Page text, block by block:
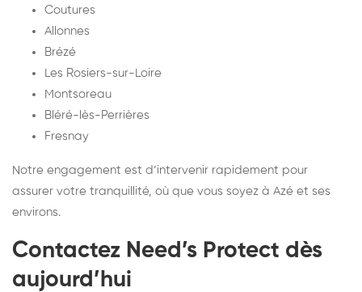
Coutures
Allonnes
Brézé
Les Rosiers-sur-Loire
Montsoreau
Bléré-lès-Perrières
Fresnay
Notre engagement est d’intervenir rapidement pour
assurer votre tranquillité, où que vous soyez à Azé et ses
environs.
Contactez Need’s Protect dès
aujourd’hui